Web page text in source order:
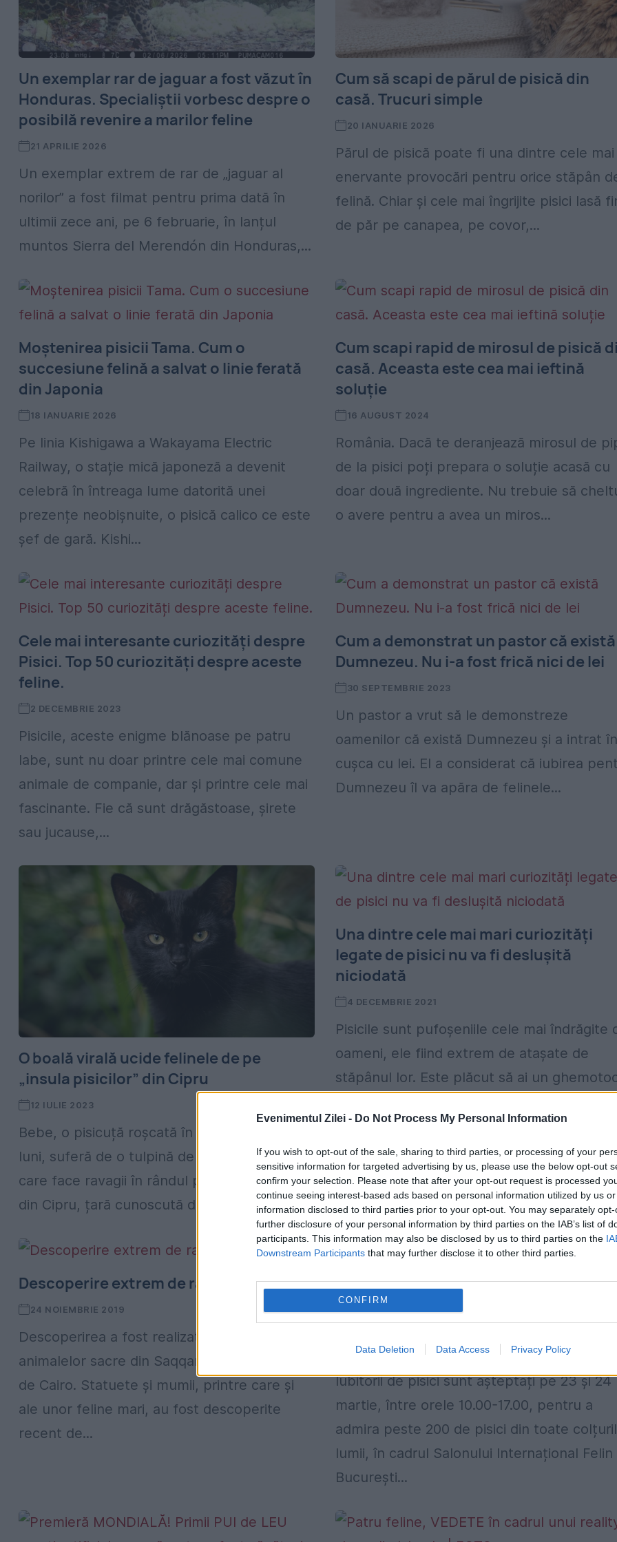
Evenimentul Zilei - Do Not Process My Personal Information
If you wish to opt-out of the sale, sharing to third parties, or processing of your
sensitive information for targeted advertising by us, please use the below opt-out
confirm your selection. Please note that after your opt-out request is processed
continue seeing interest-based ads based on personal information utilized by us
information disclosed to third parties prior to your opt-out. You may separately
further disclosure of your personal information by third parties on the IAB’s list of
participants. This information may also be disclosed by us to third parties on the
Downstream Participants that may further disclose it to other third parties.
CONFIRM
Data Deletion Data Access Privacy Policy
Un exemplar rar de jaguar a fost văzut în
Honduras. Specialiștii vorbesc despre o
posibilă revenire a marilor feline
21 APRILIE 2026
Un exemplar extrem de rar de „jaguar al
norilor” a fost filmat pentru prima dată în
ultimii zece ani, pe 6 februarie, în lanțul
muntos Sierra del Merendón din Honduras,...
Cum să scapi de părul de pisică din
casă. Trucuri simple
20 IANUARIE 2026
Părul de pisică poate fi una dintre cele mai
enervante provocări pentru orice stăpân
felină. Chiar și cele mai îngrijite pisici lasă
de păr pe canapea, pe covor,...
Moștenirea pisicii Tama. Cum o
succesiune felină a salvat o linie ferată
din Japonia
18 IANUARIE 2026
Pe linia Kishigawa a Wakayama Electric
Railway, o stație mică japoneză a devenit
celebră în întreaga lume datorită unei
prezențe neobișnuite, o pisică calico ce este
șef de gară. Kishi...
Cum scapi rapid de mirosul de pisică
casă. Aceasta este cea mai ieftină
soluție
16 AUGUST 2024
România. Dacă te deranjează mirosul de
de la pisici poți prepara o soluție acasă cu
doar două ingrediente. Nu trebuie să
o avere pentru a avea un miros...
Cele mai interesante curiozități despre
Pisici. Top 50 curiozități despre aceste
feline.
2 DECEMBRIE 2023
Pisicile, aceste enigme blănoase pe patru
labe, sunt nu doar printre cele mai comune
animale de companie, dar și printre cele mai
fascinante. Fie că sunt drăgăstoase, șirete
sau jucause,...
Cum a demonstrat un pastor că există
Dumnezeu. Nu i-a fost frică nici de lei
30 SEPTEMBRIE 2023
Un pastor a vrut să le demonstreze
oamenilor că există Dumnezeu și a intrat în
cușca cu lei. El a considerat că iubirea
Dumnezeu îl va apăra de felinele...
O boală virală ucide felinele de pe
„insula pisicilor” din Cipru
12 IULIE 2023
Bebe, o pisicuță roșcată în vârstă de șase
luni, suferă de o tulpină de coronavirus felin
care face ravagii în rândul populației de pisici
din Cipru, țară cunoscută drept „insula...
Una dintre cele mai mari curiozități
legate de pisici nu va fi deslușită
niciodată
4 DECEMBRIE 2021
Pisicile sunt pufoșeniile cele mai îndrăgite
oameni, ele fiind extrem de atașate de
stăpânul lor. Este plăcut să ai un
Descoperire extrem de rară în Egipt
24 NOIEMBRIE 2019
Descoperirea a fost realizată în Necropola
animalelor sacre din Saqqarah, aflată la sud
de Cairo. Statuete și mumii, printre care și
ale unor feline mari, au fost descoperite
recent de...
Salonul Internațional Felin ajunge la
București
21 MARTIE 2019
Iubitorii de pisici sunt așteptați pe 23 și 24
martie, între orele 10.00-17.00, pentru a
admira peste 200 de pisici din toate
lumii, în cadrul Salonului Internațional Felin
București...